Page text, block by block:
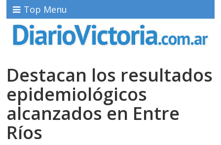
Top Menu
Destacan los resultados
epidemiológicos
alcanzados en Entre
Ríos